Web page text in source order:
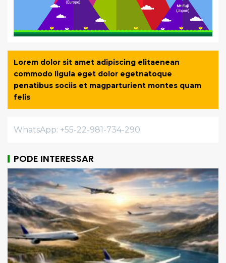
Lorem dolor sit amet adipiscing elitaenean
commodo ligula eget dolor egetnatoque
penatibus sociis et magparturient montes quam
felis
WhatsApp: +55-22-981-734-290
PODE INTERESSAR